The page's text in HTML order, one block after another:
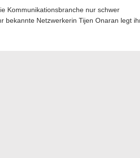
Kommunikationsbranche nur schwer
bekannte Netzwerkerin Tijen Onaran legt